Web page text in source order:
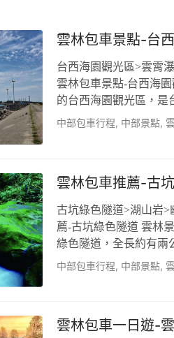
雲林包車景點-台
台西海園觀光區>雲霄
雲林包車景點-台西海
的台西海園觀光區，是
大生產和集散地之一
中部包車行程, 中部景點,
雲林包車推薦-古
古坑綠色隧道>湖山岩
薦-古坑綠色隧道 雲林
綠色隧道，全長約有兩
成美麗的綠色隧道。
中部包車行程, 中部景點,
雲林包車一日遊-